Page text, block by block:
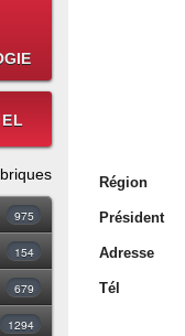
975
154
679
1294
Région
Président
Adresse
Tél